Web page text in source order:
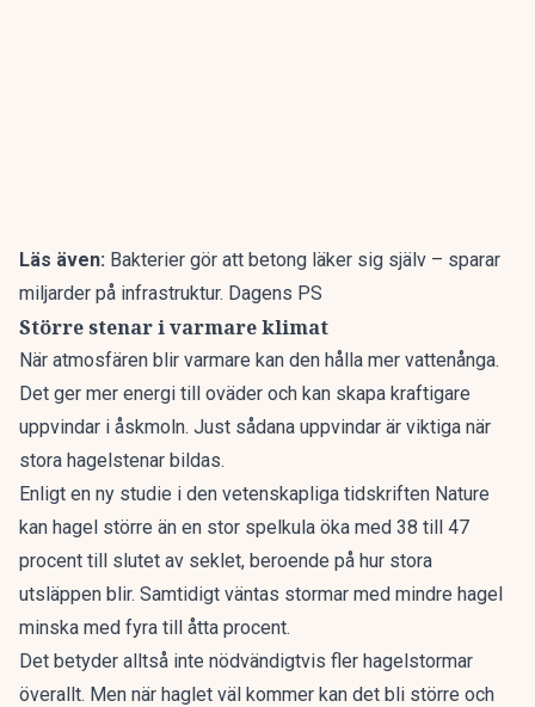
Läs även: Bakterier gör att betong läker sig själv – sparar
miljarder på infrastruktur. Dagens PS
Större stenar i varmare klimat
När atmosfären blir varmare kan den hålla mer vattenånga.
Det ger mer energi till oväder och kan skapa kraftigare
uppvindar i åskmoln. Just sådana uppvindar är viktiga när
stora hagelstenar bildas.
Enligt en ny studie i den vetenskapliga tidskriften Nature
kan hagel större än en stor spelkula öka med 38 till 47
procent till slutet av seklet, beroende på hur stora
utsläppen blir. Samtidigt väntas stormar med mindre hagel
minska med fyra till åtta procent.
Det betyder alltså inte nödvändigtvis fler hagelstormar
överallt. Men när haglet väl kommer kan det bli större och